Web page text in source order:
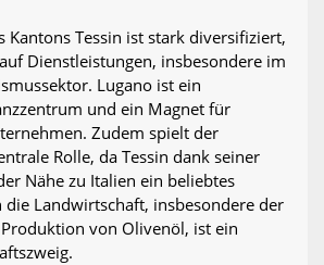
Kantons Tessin ist stark diversifiziert,
Dienstleistungen, insbesondere im
Lugano ist ein
und ein Magnet für
Zudem spielt der
Rolle, da Tessin dank seiner
Nähe zu Italien ein beliebtes
die Landwirtschaft, insbesondere der
von Olivenöl, ist ein